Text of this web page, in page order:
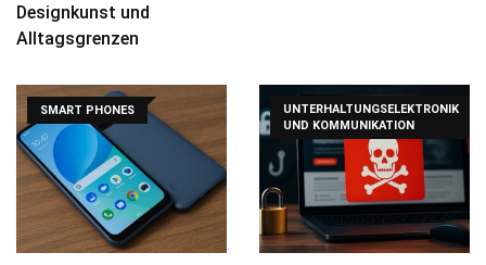
Designkunst und
Alltagsgrenzen
SMART PHONES
UNTERHALTUNGSELEKTRONIK
UND KOMMUNIKATION